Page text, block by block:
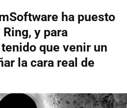
ha puesto
y para
que venir un
la cara real de